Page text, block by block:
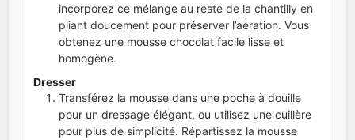
incorporez ce mélange au reste de la chantilly en
pliant doucement pour préserver l’aération. Vous
obtenez une mousse chocolat facile lisse et
homogène.
Dresser
Transférez la mousse dans une poche à douille
pour un dressage élégant, ou utilisez une cuillère
pour plus de simplicité. Répartissez la mousse